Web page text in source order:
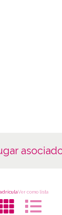
Ver como lista